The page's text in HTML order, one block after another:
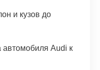
и кузов до
автомобиля Audi к